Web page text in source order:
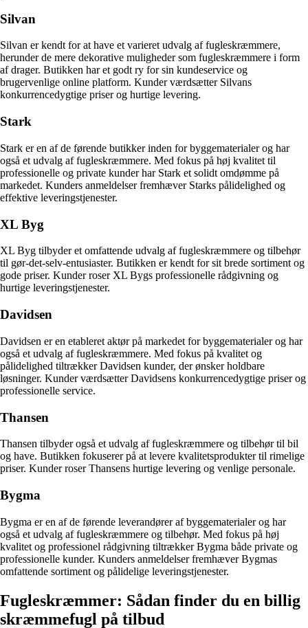
Silvan
Silvan er kendt for at have et varieret udvalg af fugleskræmmere,
herunder de mere dekorative muligheder som fugleskræmmere i form
af drager. Butikken har et godt ry for sin kundeservice og
brugervenlige online platform. Kunder værdsætter Silvans
konkurrencedygtige priser og hurtige levering.
Stark
Stark er en af de førende butikker inden for byggematerialer og har
også et udvalg af fugleskræmmere. Med fokus på høj kvalitet til
professionelle og private kunder har Stark et solidt omdømme på
markedet. Kunders anmeldelser fremhæver Starks pålidelighed og
effektive leveringstjenester.
XL Byg
XL Byg tilbyder et omfattende udvalg af fugleskræmmere og tilbehør
til gør-det-selv-entusiaster. Butikken er kendt for sit brede sortiment og
gode priser. Kunder roser XL Bygs professionelle rådgivning og
hurtige leveringstjenester.
Davidsen
Davidsen er en etableret aktør på markedet for byggematerialer og har
også et udvalg af fugleskræmmere. Med fokus på kvalitet og
pålidelighed tiltrækker Davidsen kunder, der ønsker holdbare
løsninger. Kunder værdsætter Davidsens konkurrencedygtige priser og
professionelle service.
Thansen
Thansen tilbyder også et udvalg af fugleskræmmere og tilbehør til bil
og have. Butikken fokuserer på at levere kvalitetsprodukter til rimelige
priser. Kunder roser Thansens hurtige levering og venlige personale.
Bygma
Bygma er en af de førende leverandører af byggematerialer og har
også et udvalg af fugleskræmmere og tilbehør. Med fokus på høj
kvalitet og professionel rådgivning tiltrækker Bygma både private og
professionelle kunder. Kunders anmeldelser fremhæver Bygmas
omfattende sortiment og pålidelige leveringstjenester.
Fugleskræmmer: Sådan finder du en billig
skræmmefugl på tilbud